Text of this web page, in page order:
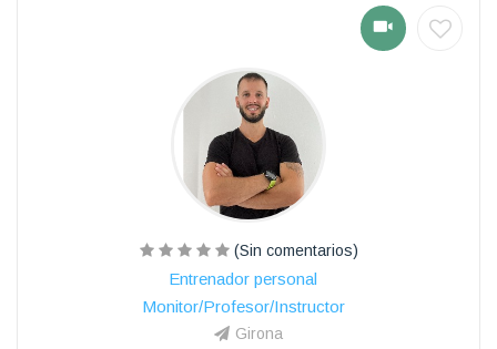
(Sin comentarios)
Entrenador personal
Monitor/Profesor/Instructor
Girona